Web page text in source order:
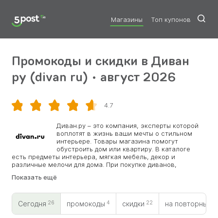
Магазины Топ купонов
Промокоды и скидки в Диван
ру (divan ru) • август 2026
Сегодня 26 промокоды 4 скидки 22 на повторный
4.7
Диван.ру – это компания, эксперты которой
воплотят в жизнь ваши мечты о стильном
интерьере. Товары магазина помогут
обустроить дом или квартиру. В каталоге
есть предметы интерьера, мягкая мебель, декор и
различные мелочи для дома. При покупке диванов,
различных акция от компании. Дополнительную скидку
количество шоурумов в разных частях страны.
Показать ещё
Скопировать